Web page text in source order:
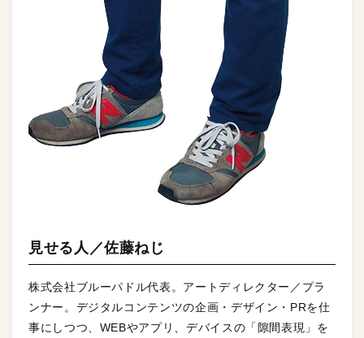
見せる人／佐藤ねじ
株式会社ブルーパドル代表。アートディレクター／プラ
ンナー。デジタルコンテンツの企画・デザイン・PRを仕
事にしつつ、WEBやアプリ、デバイスの「隙間表現」を